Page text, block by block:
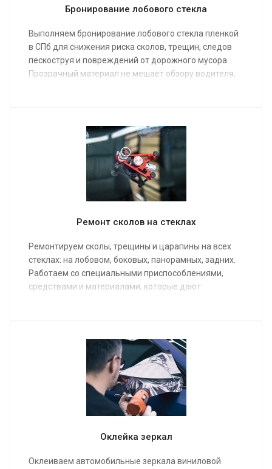
Бронирование лобового стекла
Выполняем бронирование лобового стекла пленкой
в СПб для снижения риска сколов, трещин, следов
пескоструя и повреждений от дорожного мусора.
Прозрачный материал не мешает обзору водителя,
керамический состав.
Ремонт сколов на стеклах
Ремонтируем сколы, трещины и царапины на всех
стеклах: на лобовом, боковых, панорамных, задних.
Работаем со специальными приспособлениями,
средствами и материалами, которые дают
Оклейка зеркал
Оклеиваем автомобильные зеркала виниловой